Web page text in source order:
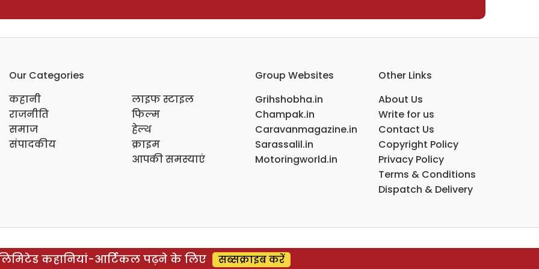
Our Categories
कहानी
राजनीति
समाज
संपादकीय
लाइफ स्टाइल
फिल्म
हेल्थ
क्राइम
आपकी समस्याएं
Group Websites
Grihshobha.in
Champak.in
Caravanmagazine.in
Sarassalil.in
Motoringworld.in
Other Links
About Us
Write for us
Contact Us
Copyright Policy
Privacy Policy
Terms & Conditions
Dispatch & Delivery
कहानियां-आर्टिकल पढ़ने के लिए सब्सक्राइब करें